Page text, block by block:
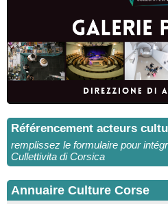
Référencement acteurs
remplissez le formulaire pour
Cullettivita di Corsica
Annuaire Culture Corse